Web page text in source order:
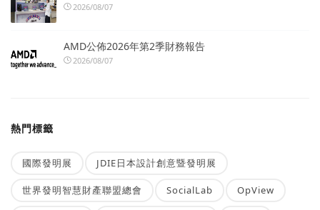
2026/08/07
AMD公佈2026年第2季財務報告
2026/08/07
熱門標籤
國際發明展 JDIE日本設計創意暨發明展
世界發明智慧財產聯盟總會 SocialLab OpView